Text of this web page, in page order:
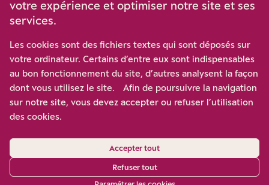
Participez à notre effort pour conforter la démocratie en
luttant contre l’ascension aux extrêmes, et la
disqualification de l’adversaire, en promouvant la
confrontation des idées et des opinions.
Nous soutenir
votre expérience et optimiser notre site et ses
services.
Les cookies sont des fichiers textes qui sont déposés sur
votre ordinateur. Certains d’entre eux sont indispensables
au bon fonctionnement du site, d’autres analysent la façon
dont vous utilisez le site. Afin de poursuivre la navigation
sur notre site, vous devez accepter ou refuser l’utilisation
des cookies.
Accepter tout
Refuser tout